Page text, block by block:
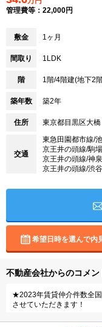
管理費等：22,000円
敷金 1ヶ月
間取り 1LDK
階 1階/4階建(地下2
築年数 築2年
住所 東京都目黒区大橋
交通
東急田園都市線/
京王井の頭線/駒
京王井の頭線/神
京王井の頭線/渋
希望日時を選んで内
不動産会社からのコメン
★2023年賃貸仲介件数全
させていただきます！